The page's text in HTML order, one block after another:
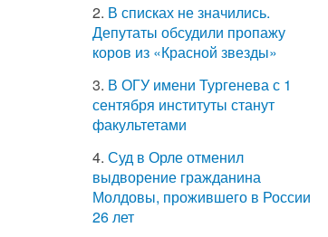
2. В списках не значились.
Депутаты обсудили пропажу
коров из «Красной звезды»
3. В ОГУ имени Тургенева с 1
сентября институты станут
факультетами
4. Суд в Орле отменил
выдворение гражданина
Молдовы, прожившего в России
26 лет